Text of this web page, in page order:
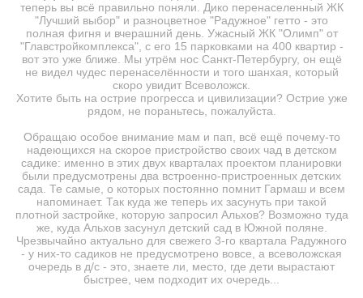
теперь вы всё правильно поняли. Дико перенаселенный ЖК
"Лучший выбор" и разноцветное "Радужное" гетто - это
полная фигня и вчерашний день. Ужасный ЖК "Олимп" от
"Главстройкомплекса", с его 15 парковками на 400 квартир -
вот это уже ближе. Мы утрём нос Санкт-Петербургу, он ещё
не видел чудес перенаселённости и того шанхая, который
скоро увидит Всеволожск.
Хотите быть на острие прогресса и цивилизации? Острие уже
рядом, не пораньтесь, пожалуйста.
Обращаю особое внимание мам и пап, всё ещё почему-то
надеющихся на скорое пристройство своих чад в детском
садике: именно в этих двух кварталах проектом планировки
были предусмотрены два встроенно-пристроенных детских
сада. Те самые, о которых постоянно помнит Гармаш и всем
напоминает. Так куда же теперь их засунуть при такой
плотной застройке, которую запросил Альхов? Возможно туда
же, куда Альхов засунул детский сад в Южной поляне.
Чрезвычайно актуально для свежего 3-го квартала Радужного
- у них-то садиков не предусмотрено вовсе, а всеволожская
очередь в д/с - это, знаете ли, место, где дети вырастают
быстрее, чем подходит их очередь...